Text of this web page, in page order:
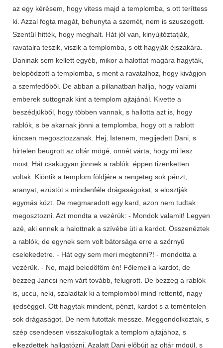
az egy kérésem, hogy vitess majd a templomba, s ott teríttess
ki. Azzal fogta magát, behunyta a szemét, nem is szuszogott.
Szentül hitték, hogy meghalt. Hát jól van, kinyújtóztatják,
ravatalra teszik, viszik a templomba, s ott hagyják éjszakára.
Daninak sem kellett egyéb, mikor a halottat magára hagyták,
belopódzott a templomba, s ment a ravatalhoz, hogy kivágjon
a szemfedőből. De abban a pillanatban hallja, hogy valami
emberek suttognak kint a templom ajtajánál. Kivette a
beszédjükből, hogy többen vannak, s hallotta azt is, hogy
rablók, s be akarnak jönni a templomba, hogy ott a rablott
kincsen megosztozzanak. Hej, Istenem, megijedett Dani, s
hirtelen beugrott az oltár mögé, onnét várta, hogy mi lesz
most. Hát csakugyan jönnek a rablók: éppen tizenketten
voltak. Kiöntik a templom földjére a rengeteg sok pénzt,
aranyat, ezüstöt s mindenféle drágaságokat, s elosztják
egymás közt. De megmaradott egy kard, azon nem tudtak
megosztozni. Azt mondta a vezérük: - Mondok valamit! Legyen
azé, aki ennek a halottnak a szívébe üti a kardot. Összenéztek
a rablók, de egynek sem volt bátorsága erre a szörnyű
cselekedetre. - Hát egy sem meri megtenni?! - mondotta a
vezérük. - No, majd beledöföm én! Fölemeli a kardot, de
bezzeg Jancsi nem várt tovább, felugrott. De bezzeg a rablók
is, uccu, neki, szaladtak ki a templomból mind rettentő, nagy
ijedséggel. Ott hagytak mindent, pénzt, kardot s a teméntelen
sok drágaságot. De nem futottak messze. Meggondolkoztak, s
szép csendesen visszakullogtak a templom ajtajához, s
elkezdettek hallgatózni. Azalatt Dani előbújt az oltár mögül, s